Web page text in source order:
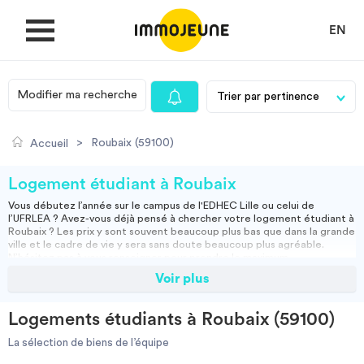
EN
MON COMPTE
Je cherche un logement
Villes
Modifier ma recherche
Accueil > Roubaix (59100)
Logement étudiant à Roubaix
Vous débutez l’année sur le campus de l'EDHEC Lille ou celui de
l’UFRLEA ? Avez-vous déjà pensé à chercher votre
logement étudiant à
Roubaix ? Les prix y sont souvent beaucoup plus bas que dans la grande
ville et le cadre de vie y sera sans doute beaucoup plus agréable.
peut s’avérer être une solution idéale !
résidences universitaires. Ces dernières sont gérées par le
CROUS
conventionnées par l’État. Elles vous permettent de bénéficier des
ressources pour vous permettre de payer votre loyer plus facilement.
Voir plus
Logements étudiants à Roubaix (59100)
La sélection de biens de l’équipe